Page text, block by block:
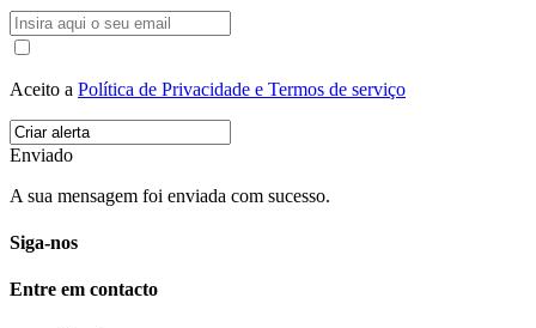
Aceito a Política de Privacidade e Termos de serviço
Enviado
A sua mensagem foi enviada com sucesso.
Siga-nos
Entre em contacto